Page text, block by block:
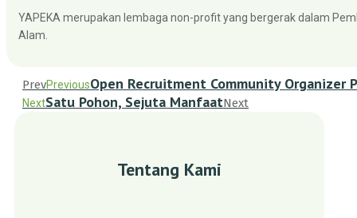
YAPEKA merupakan lembaga non-profit yang bergerak dalam
Alam.
PrevPreviousOpen Recruitment Community Organizer
NextSatu Pohon, Sejuta ManfaatNext
Tentang Kami